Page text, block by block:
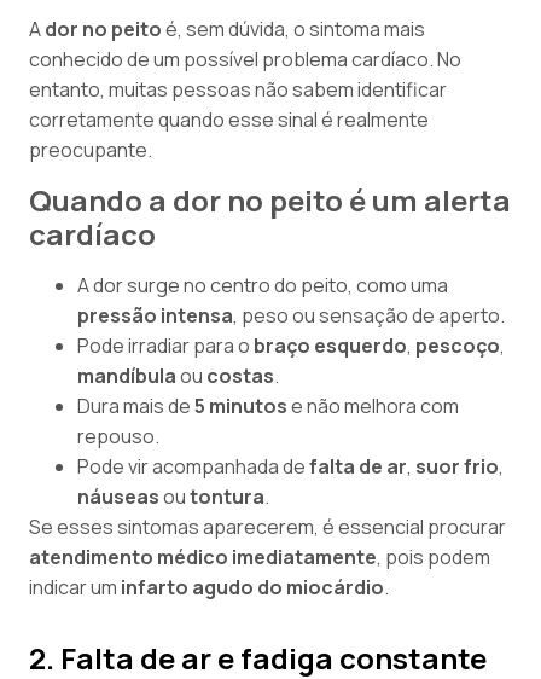
Ador no peitoé, sem dúvida, o sintoma mais
conhecido de um possível problema cardíaco. No
entanto, muitas pessoas não sabem identificar
corretamente quando esse sinal é realmente
preocupante.
Quando a dor no peito é um alerta
cardíaco
A dor surge no centro do peito, como uma
pressão intensa, peso ou sensação de aperto.
Pode irradiar para o braço esquerdo, pescoço,
mandíbulaou costas.
Dura mais de5 minutose não melhora com
repouso.
Pode vir acompanhada defalta de ar, suor frio,
náuseasoutontura.
Se esses sintomas aparecerem, é essencial procurar
atendimento médico imediatamente, pois podem
indicar um infarto agudo do miocárdio.
2. Falta de ar e fadiga constante